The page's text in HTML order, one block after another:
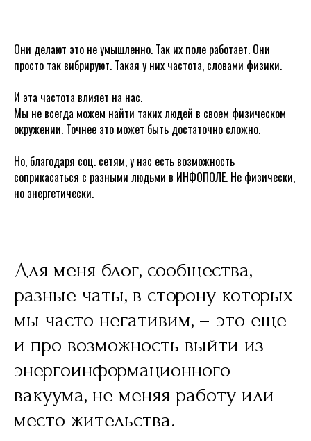
Они делают это не умышленно. Так их поле работает. Они
просто так вибрируют. Такая у них частота, словами физики.
И эта частота влияет на нас.
Мы не всегда можем найти таких людей в своем физическом
окружении. Точнее это может быть достаточно сложно.
Но, благодаря соц. сетям, у нас есть возможность
соприкасаться с разными людьми в ИНФОПОЛЕ. Не физически,
но энергетически.
Для меня блог, сообщества,
разные чаты, в сторону которых
мы часто негативим, – это еще
и про возможность выйти из
энергоинформационного
вакуума, не меняя работу или
место жительства.